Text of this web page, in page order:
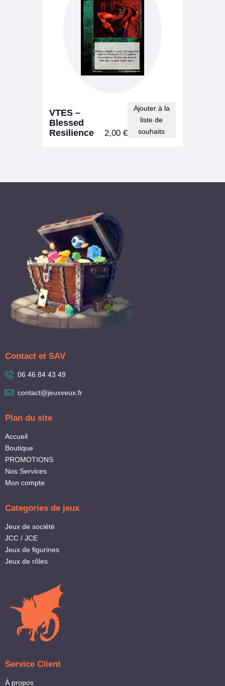
VTES –
Blessed
Resilience
2,00 €
Ajouter à la
liste de
souhaits
Contact et SAV
06 46 84 43 49
contact@jeuxveux.fr
Plan du site
Accueil
Boutique
PROMOTIONS
Nos Services
Mon compte
Categories de jeux
Jeux de société
JCC / JCE
Jeux de figurines
Jeux de rôles
Service Client
À propos